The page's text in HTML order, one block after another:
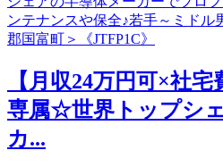
【月収24万円可×社
専属☆世界トップシ
カ...